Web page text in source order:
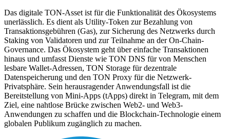
Das digitale TON-Asset ist für die Funktionalität des Ökosystems
unerlässlich. Es dient als Utility-Token zur Bezahlung von
Transaktionsgebühren (Gas), zur Sicherung des Netzwerks durch
Staking von Validatoren und zur Teilnahme an der On-Chain-
Governance. Das Ökosystem geht über einfache Transaktionen
hinaus und umfasst Dienste wie TON DNS für von Menschen
lesbare Wallet-Adressen, TON Storage für dezentrale
Datenspeicherung und den TON Proxy für die Netzwerk-
Privatsphäre. Sein herausragender Anwendungsfall ist die
Bereitstellung von Mini-Apps (tApps) direkt in Telegram, mit dem
Ziel, eine nahtlose Brücke zwischen Web2- und Web3-
Anwendungen zu schaffen und die Blockchain-Technologie einem
globalen Publikum zugänglich zu machen.